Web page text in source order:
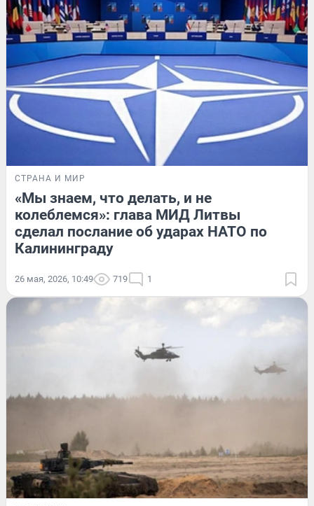
СТРАНА И МИР
«Мы знаем, что делать, и не
колеблемся»: глава МИД Литвы
сделал послание об ударах НАТО по
Калининграду
26 мая, 2026, 10:49 719 1